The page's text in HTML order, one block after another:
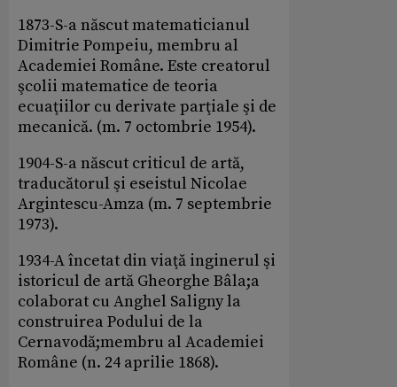
1873-S-a născut matematicianul
Dimitrie Pompeiu, membru al
Academiei Române. Este creatorul
şcolii matematice de teoria
ecuaţiilor cu derivate parţiale şi de
mecanică. (m. 7 octombrie 1954).
1904-S-a născut criticul de artă,
traducătorul şi eseistul Nicolae
Argintescu-Amza (m. 7 septembrie
1973).
1934-A încetat din viaţă inginerul şi
istoricul de artă Gheorghe Bâla;a
colaborat cu Anghel Saligny la
construirea Podului de la
Cernavodă;membru al Academiei
Române (n. 24 aprilie 1868).